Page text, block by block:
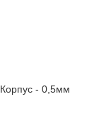
- 0,5мм